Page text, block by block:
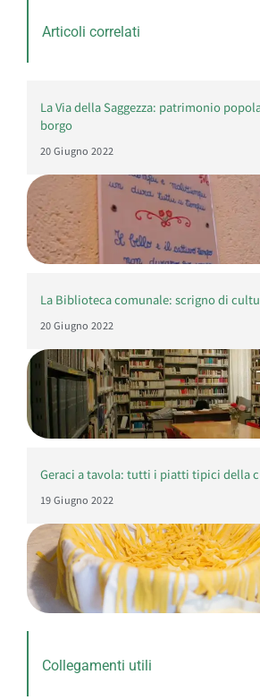
Articoli correlati
La Via della Saggezza: patrimonio
borgo
20 Giugno 2022
La Biblioteca comunale: scrigno di
20 Giugno 2022
Geraci a tavola: tutti i piatti tipici della
19 Giugno 2022
Collegamenti utili